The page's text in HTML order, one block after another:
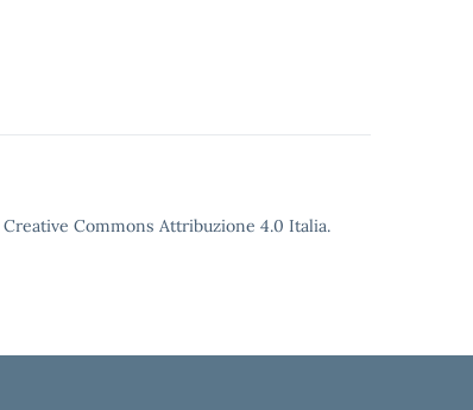
Commons Attribuzione 4.0 Italia.